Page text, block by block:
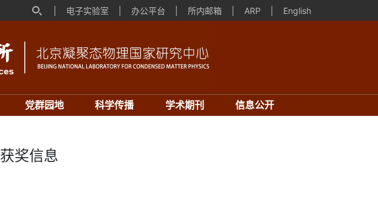
电子实验室 办公平台 所内邮箱 ARP English
党群园地 科学传播 学术期刊 信息公开
获奖信息